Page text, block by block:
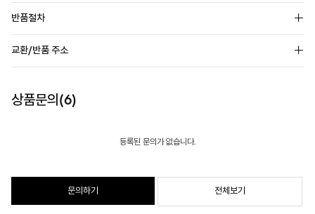
반품절차
교환/반품 주소
상품문의(6)
등록된 문의가 없습니다.
문의하기 전체보기